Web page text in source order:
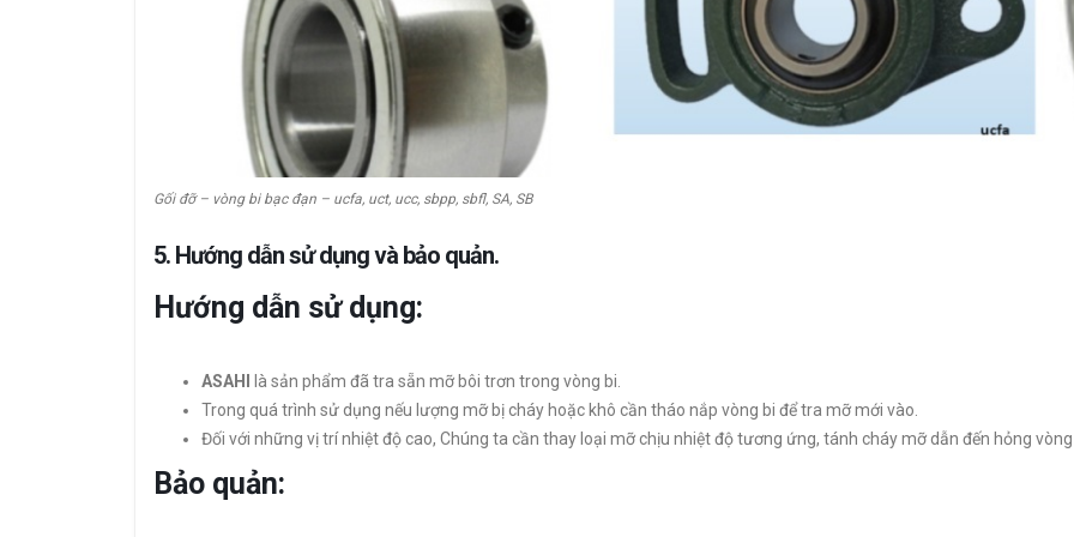
Gối đỡ – vòng bi bạc đạn – ucfa, uct, ucc, sbpp, sbfl, SA, SB
5. Hướng dẫn sử dụng và bảo quản.
Hướng dẫn sử dụng:
ASAHI là sản phẩm đã tra sẵn mỡ bôi trơn trong vòng bi.
Trong quá trình sử dụng nếu lượng mỡ bị cháy hoặc khô cần tháo nắp vòng bi để tra mỡ mới vào.
Đối với những vị trí nhiệt độ cao, Chúng ta cần thay loại mỡ chịu nhiệt độ tương ứng, tánh cháy mỡ dẫn đến hỏng
Bảo quản: